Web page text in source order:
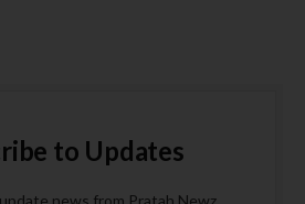
to Updates